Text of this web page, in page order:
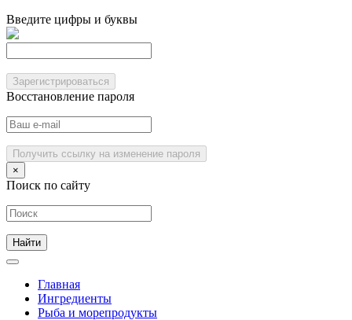
Введите цифры и буквы
Зарегистрироваться
Восстановление пароля
Получить ссылку на изменение пароля
×
Поиск по сайту
Главная
Ингредиенты
Рыба и морепродукты